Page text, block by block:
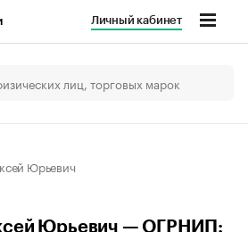
Личный кабинет
Юрьевич
Юрьевич — ОГРНИП: